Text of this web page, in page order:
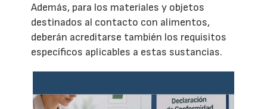
Además, para los materiales y objetos
destinados al contacto con alimentos,
deberán acreditarse también los requisitos
específicos aplicables a estas sustancias.